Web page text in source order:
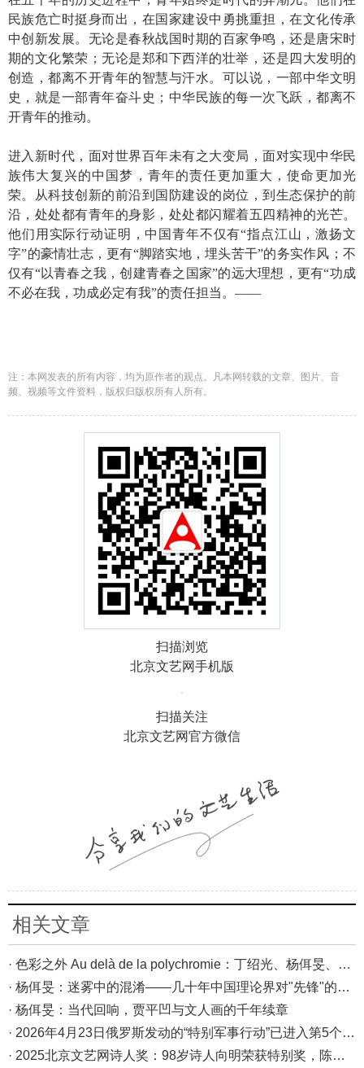
民族危亡时挺身而出，在国家建设中勇挑重担，在文化传承
中创新发展。无论是春秋战国时期的百家争鸣，还是唐宋时
期的文化繁荣；无论是郑和下西洋的壮举，还是四大发明的
创造，都离不开青年的智慧与汗水。可以说，一部中华文明
史，就是一部青年奋斗史；中华民族的每一次飞跃，都离不
开青年的推动。
进入新时代，面对世界百年未有之大变局，面对实现中华民
族伟大复兴的中国梦，青年的责任更加重大，使命更加光
荣。从科技创新的前沿到国防建设的岗位，到生态保护的前
沿，处处都有青年的身影，处处都闪耀着五四精神的光芒。
他们用实际行动证明，中国青年不仅有“指点江山，激扬文
字”的豪情壮志，更有“脚踏实地，埋头苦干”的务实作风；不
仅有“以青春之我，创建青春之国家”的远大理想，更有“功成
不必在我，功成必定有我”的责任担当。——
注：本网发表的所有内容，均为原作者的观点。凡本网转载的文章、图片、音
频、视频等文件资料，版权归版权所有人所有。
扫描浏览
北京文艺网手机版
扫描关注
北京文艺网官方微信
相关文章
· 色彩之外 Au delà de la polychromie：丁绍光、杨佴旻、Alain Cardenas·Castro巴黎展
· 杨佴旻：迷雾中的混淆——几十年中国理论界对"先锋"的误读，对创作的误导
· 杨佴旻：当代回响，贾平凹与文人画的千年续章
· 2026年4月23日俄罗斯发动的“特别军事行动”已进入第5个年头，俄乌局势最新综述
· 2025北京文艺网诗人奖：98岁诗人向明荣获特别奖，陈东东荣获诗人奖，茱萸荣获年度诗人奖！